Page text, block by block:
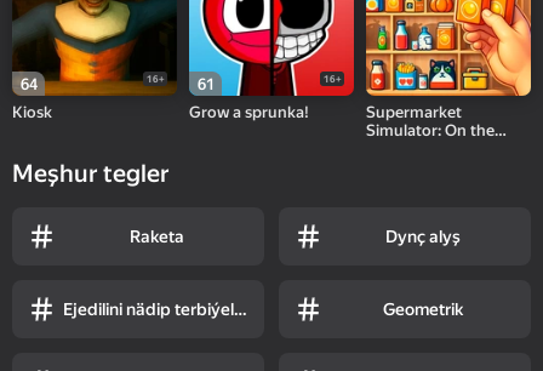
64 16+
Kiosk
61 16+
Grow a sprunka!
Supermarket
Simulator: On the
Meşhur tegler
Raketa Dynç alyş
Ejedilini nädip terbiýelemeli Geometrik